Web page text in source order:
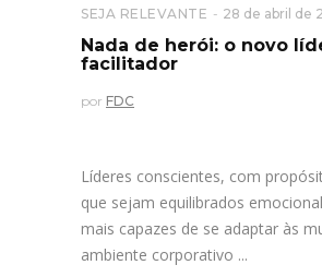
SEJA RELEVANTE 28 de abril de
Nada de herói: o novo
facilitador
por FDC
Líderes conscientes, com
que sejam equilibrados
mais capazes de se adaptar às
ambiente corporativo